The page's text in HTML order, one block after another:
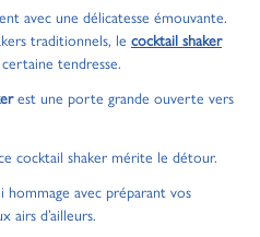
avec une délicatesse émouvante.
traditionnels, le cocktail shaker
tendresse.
est une porte grande ouverte vers
cocktail shaker mérite le détour.
avec préparant vos
airs d’ailleurs.